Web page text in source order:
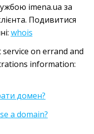
imena.ua за
Подивитися
whois
on errand and
information:
домен?
a domain?